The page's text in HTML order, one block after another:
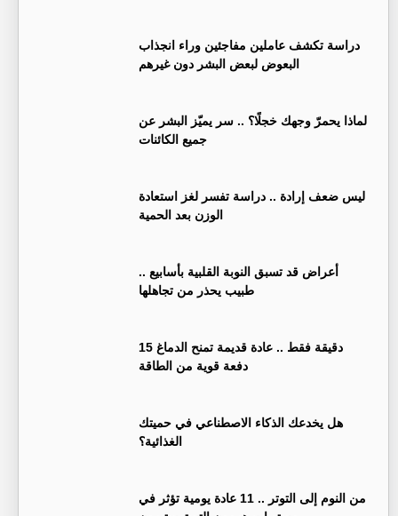
دراسة تكشف عاملين مفاجئين وراء انجذاب
البعوض لبعض البشر دون غيرهم
لماذا يحمرّ وجهك خجلًا؟ .. سر يميّز البشر عن
جميع الكائنات
ليس ضعف إرادة .. دراسة تفسر لغز استعادة
الوزن بعد الحمية
أعراض قد تسبق النوبة القلبية بأسابيع ..
طبيب يحذر من تجاهلها
15 دقيقة فقط .. عادة قديمة تمنح الدماغ
دفعة قوية من الطاقة
هل يخدعك الذكاء الاصطناعي في حميتك
الغذائية؟
من النوم إلى التوتر .. 11 عادة يومية تؤثر في